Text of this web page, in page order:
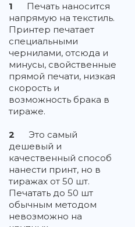
1
Печать наносится
напрямую на текстиль.
Принтер печатает
специальными
чернилами, отсюда и
минусы, свойственные
прямой печати, низкая
скорость и
возможность брака в
тираже.
2
Это самый
дешевый и
качественный способ
нанести принт, но в
тиражах от 50 шт.
Печатать до 50 шт
обычным методом
невозможно на